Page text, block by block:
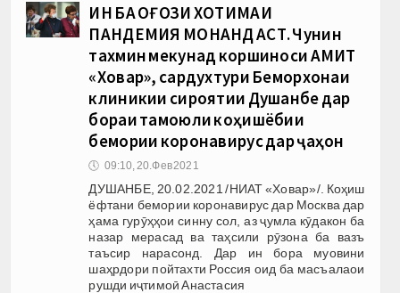
ИН БА ОҒОЗИ ХОТИМАИ
ПАНДЕМИЯ МОНАНД АСТ. Чунин
тахмин мекунад коршиноси АМИТ
«Ховар», сардухтури Беморхонаи
клиникии сироятии Душанбе дар
бораи тамоюли коҳишёбии
бемории коронавирус дар ҷаҳон
🕔 09:10, 20.Фев 2021
ДУШАНБЕ, 20.02.2021 /НИАТ «Ховар»/. Коҳиш
ёфтани бемории коронавирус дар Москва дар
ҳама гурӯҳҳои синну сол, аз ҷумла кӯдакон ба
назар мерасад ва таҳсили рӯзона ба вазъ
таъсир нарасонд. Дар ин бора муовини
шаҳрдори пойтахти Россия оид ба масъалаои
рушди иҷтимоӣ Анастасия